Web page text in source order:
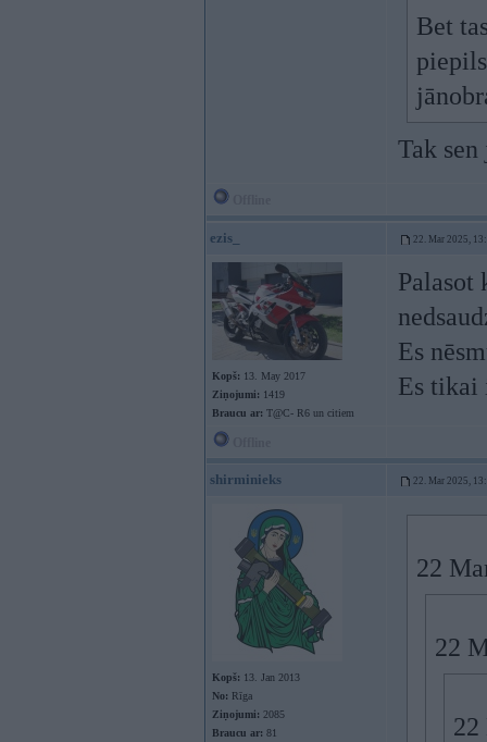
Bet
Tak
ezis_ 22. Mar 2025,
Kopš: 13. May 2017
Ziņojumi: 1419
Braucu ar: T@C- R6 un citiem
Palasot
Es
Es tikai
shirminieks 22. Mar 2025,
Kopš: 13. Jan 2013
No: Rīga
Ziņojumi: 2085
Braucu ar: 81
22
22
22